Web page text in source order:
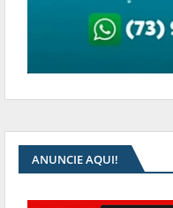
ANUNCIE AQUI!